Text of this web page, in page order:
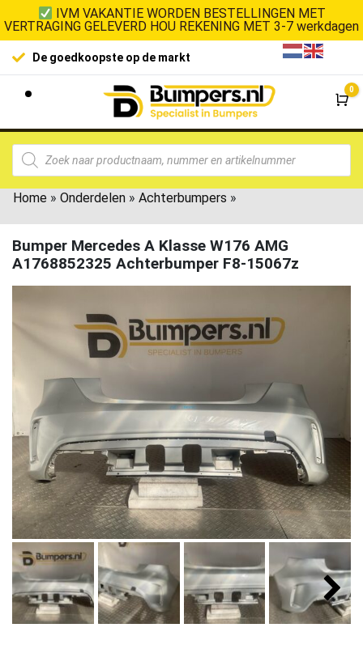
IVM VAKANTIE WORDEN BESTELLINGEN MET
VERTRAGING GELEVERD HOU REKENING MET 3-7 werkdagen
De goedkoopste op de markt
0
Home » Onderdelen » Achterbumpers »
Bumper Mercedes A Klasse W176 AMG
A1768852325 Achterbumper F8-15067z